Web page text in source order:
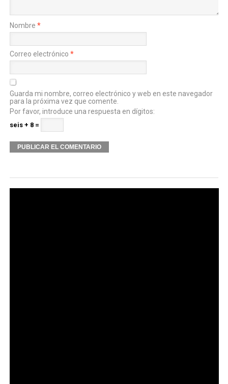
Nombre *
Correo electrónico *
Guarda mi nombre, correo electrónico y web en este navegador
para la próxima vez que comente.
Por favor, introduce una respuesta en dígitos:
seis + 8 =